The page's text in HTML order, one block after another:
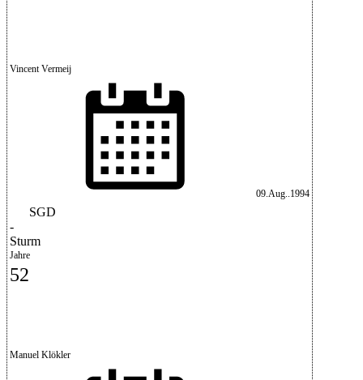
Vincent Vermeij
09.Aug..1994
SGD
-
Sturm
Jahre
52
Manuel Klökler